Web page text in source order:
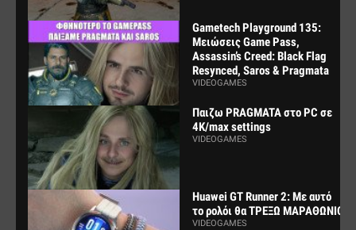
Gametech Playground 135:
Μειώσεις Game Pass,
Assassin’s Creed: Black Flag
Resynced, Saros & Pragmata
VIDEOGAMES
Παιζω PRAGMATA στο PC σε
4K/max settings
VIDEOGAMES
Huawei GT Runner 2: Με αυτό
το ρολόι θα ΤΡΕΞΩ ΜΑΡΑΘΩΝΙΟ
VIDEOGAMES